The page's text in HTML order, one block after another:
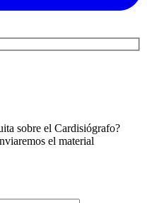
sobre el Cardisiógrafo?
el material